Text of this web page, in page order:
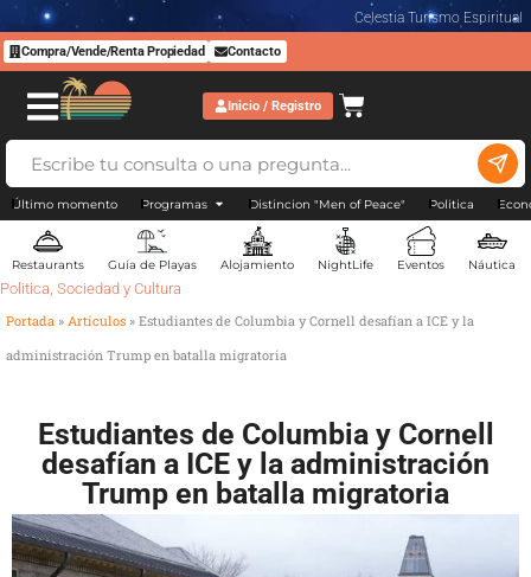
Celestia Turismo Espiritual
Compra/Vende/Renta Propiedad Contacto
Inicio / Registro
Último momento Programas Distincion "Men of Peace" Politica
Restaurants Guía de Playas Alojamiento NightLife Eventos Náutica
Politica, Sociedad y Cultura
Portada » Artículos » Estudiantes de Columbia y Cornell desafían a ICE y la
administración Trump en batalla migratoria
Estudiantes de Columbia y Cornell
desafían a ICE y la administración
Trump en batalla migratoria